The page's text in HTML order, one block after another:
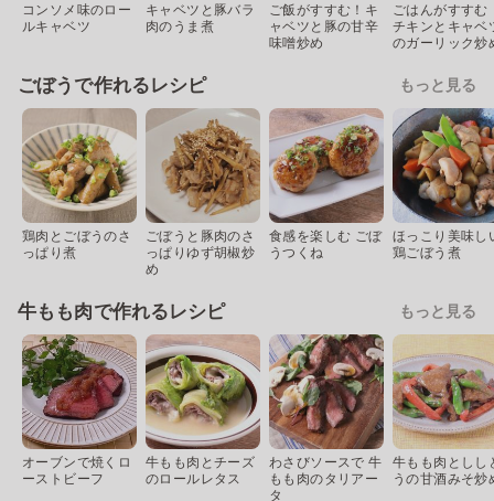
コンソメ味のロー
ルキャベツ
キャベツと豚バラ
肉のうま煮
ご飯がすすむ！キ
ャベツと豚の甘辛
味噌炒め
ごはんがすすむ
チキンとキャベ
のガーリック炒
ごぼうで作れるレシピ もっと見る
鶏肉とごぼうのさ
っぱり煮
ごぼうと豚肉のさ
っぱりゆず胡椒炒
め
食感を楽しむ ごぼ
うつくね
ほっこり美味し
鶏ごぼう煮
牛もも肉で作れるレシピ もっと見る
オーブンで焼くロ
ーストビーフ
牛もも肉とチーズ
のロールレタス
わさびソースで 牛
もも肉のタリアー
タ
牛もも肉としし
うの甘酒みそ炒